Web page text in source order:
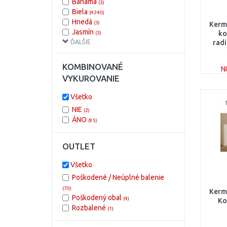
ĎALŠIE
(3)
Biela (4240)
Hnedá (3)
Jasmín (3)
Manhattan
Pergamon (3)
Silber
Sivá (3)
Strieborná, lesklá
Vanilla
Zlatá(3)
Červená
Žltá(3)
KOMBINOVANÉ
VYKUROVANIE
Všetko
NIE (2)
ÁNO (95)
OUTLET
Všetko
Poškodené / Neúplné balenie
(70)
Poškodený obal (4)
Rozbalené (1)